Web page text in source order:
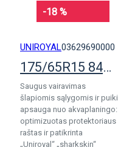
-18 %
UNIROYAL03629690000
175/65R15 84T Uniroyal AllSeasonExpert 2
Saugus vairavimas
šlapiomis sąlygomis ir puiki
apsauga nuo akvaplaningo:
optimizuotas protektoriaus
raštas ir patikrinta
„Uniroyal“ „sharkskin“